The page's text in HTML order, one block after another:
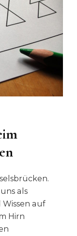
als
auf
Hirn